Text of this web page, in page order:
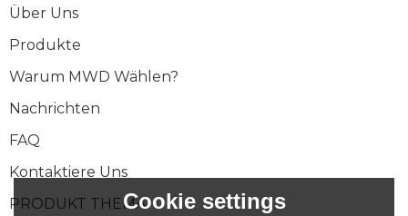
Über Uns
Produkte
Warum MWD Wählen?
Nachrichten
FAQ
Kontaktiere Uns
PRODUKT THEMACookie settings